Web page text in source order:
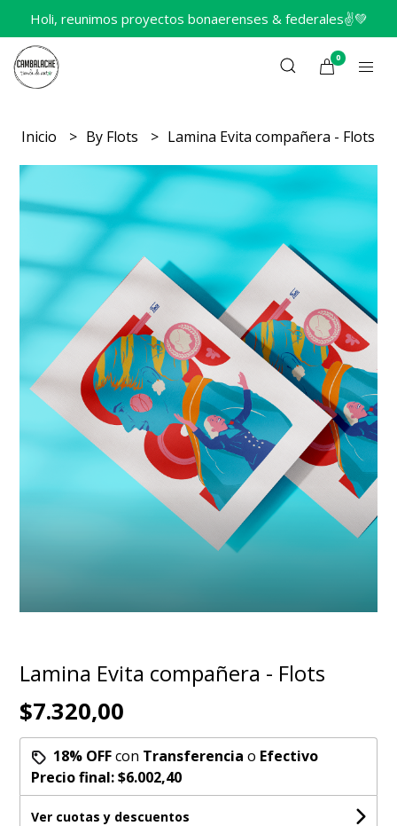
Holi, reunimos proyectos bonaerenses & federales✌️💚
0
Inicio By Flots Lamina Evita compañera - Flots
Lamina Evita compañera - Flots
$7.320,00
18% OFFcon Transferencia o Efectivo
Precio final:$6.002,40
Ver cuotas y descuentos